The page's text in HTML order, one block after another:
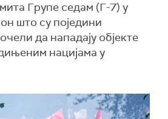
Групе седам (Г-7) у
што су поједини
да нападају објекте
нацијама у